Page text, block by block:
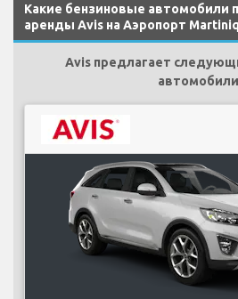
Какие бензиновые автомобили
аренды Avis на Аэропорт
Avis предлагает